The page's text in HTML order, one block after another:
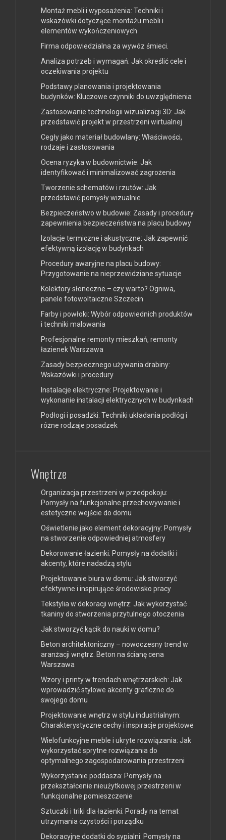
Montaż mebli i wyposażenia: Techniki i
wskazówki dotyczące montażu mebli i
elementów wykończeniowych
Firma odpowiedzialna za wywóz śmieci.
Analiza potrzeb i wymagań: Jak określić cele i
oczekiwania projektu
Podstawy planowania i projektowania
budynków: Kluczowe czynniki do uwzględnienia
Zastosowanie technologii wizualizacji 3D: Jak
przedstawić projekt w przestrzeni wirtualnej
Cegły jako materiał budowlany: Właściwości,
rodzaje i zastosowania
Ocena ryzyka w budownictwie: Jak
identyfikować i minimalizować zagrożenia
Tworzenie schematów i rzutów: Jak
przedstawić pomysły wizualnie
Bezpieczeństwo w budowie: Zasady i procedury
zapewnienia bezpieczeństwa na placu budowy
Izolacje termiczne i akustyczne: Jak zapewnić
efektywną izolację w budynkach
Procedury awaryjne na placu budowy:
Przygotowanie na nieprzewidziane sytuacje
Kolektory słoneczne – czy warto? Ogniwa,
panele fotowoltaiczne Szczecin
Farby i powłoki: Wybór odpowiednich produktów
i techniki malowania
Profesjonalne remonty mieszkań, remonty
łazienek Warszawa
Zasady bezpiecznego używania drabiny:
Wskazówki i procedury
Instalacje elektryczne: Projektowanie i
wykonanie instalacji elektrycznych w budynkach
Podłogi i posadzki: Techniki układania podłóg i
różne rodzaje posadzek
Wnętrze
Organizacja przestrzeni w przedpokoju:
Pomysły na funkcjonalne przechowywanie i
estetyczne wejście do domu
Oświetlenie jako element dekoracyjny: Pomysły
na stworzenie odpowiedniej atmosfery
Dekorowanie łazienki: Pomysły na dodatki i
akcenty, które nadadzą stylu
Projektowanie biura w domu: Jak stworzyć
efektywne i inspirujące środowisko pracy
Tekstylia w dekoracji wnętrz: Jak wykorzystać
tkaniny do stworzenia przytulnego otoczenia
Jak stworzyć kącik do nauki w domu?
Beton architektoniczny – nowoczesny trend w
aranżacji wnętrz. Beton na ścianę cena
Warszawa
Wzory i printy w trendach wnętrzarskich: Jak
wprowadzić stylowe akcenty graficzne do
swojego domu
Projektowanie wnętrz w stylu industrialnym:
Charakterystyczne cechy i inspiracje projektowe
Wielofunkcyjne meble i ukryte rozwiązania: Jak
wykorzystać sprytne rozwiązania do
optymalnego zagospodarowania przestrzeni
Wykorzystanie poddasza: Pomysły na
przekształcenie nieużytkowej przestrzeni w
funkcjonalne pomieszczenie
Sztuczki i triki dla łazienki: Porady na temat
utrzymania czystości i porządku
Dekoracyjne dodatki do sypialni: Pomysły na